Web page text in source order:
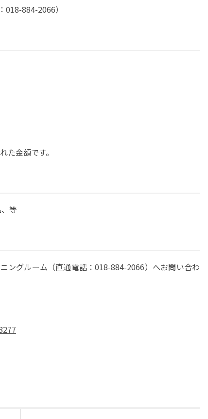
884-2066）
金額です。
等
グルーム（直通電話：018-884-2066）へお問い合わ